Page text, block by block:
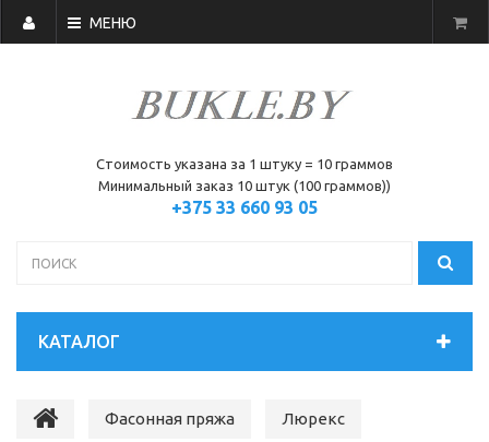
МЕНЮ
Стоимость указана за 1 штуку = 10 граммов
Минимальный заказ 10 штук (100 граммов))
+375 33 660 93 05
КАТАЛОГ
Фасонная пряжа Люрекс